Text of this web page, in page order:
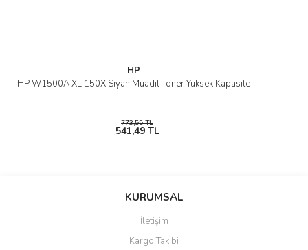
HP
HP W1500A XL 150X Siyah Muadil Toner Yüksek Kapasite
773,55 TL
541,49 TL
KURUMSAL
İletişim
Kargo Takibi